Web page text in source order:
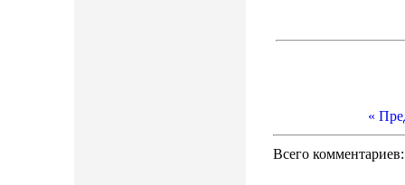
«
Всего комментариев